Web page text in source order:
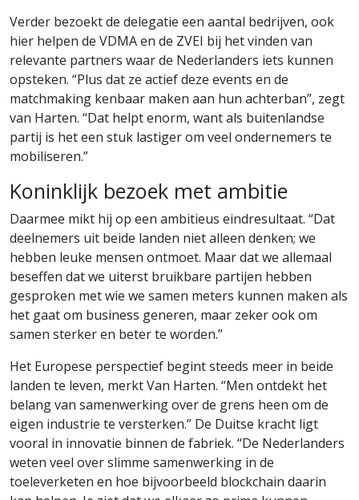
Verder bezoekt de delegatie een aantal bedrijven, ook
hier helpen de VDMA en de ZVEI bij het vinden van
relevante partners waar de Nederlanders iets kunnen
opsteken. “Plus dat ze actief deze events en de
matchmaking kenbaar maken aan hun achterban”, zegt
van Harten. “Dat helpt enorm, want als buitenlandse
partij is het een stuk lastiger om veel ondernemers te
mobiliseren.”
Koninklijk bezoek met ambitie
Daarmee mikt hij op een ambitieus eindresultaat. “Dat
deelnemers uit beide landen niet alleen denken; we
hebben leuke mensen ontmoet. Maar dat we allemaal
beseffen dat we uiterst bruikbare partijen hebben
gesproken met wie we samen meters kunnen maken als
het gaat om business generen, maar zeker ook om
samen sterker en beter te worden.”
Het Europese perspectief begint steeds meer in beide
landen te leven, merkt Van Harten. “Men ontdekt het
belang van samenwerking over de grens heen om de
eigen industrie te versterken.” De Duitse kracht ligt
vooral in innovatie binnen de fabriek. “De Nederlanders
weten veel over slimme samenwerking in de
toeleverketen en hoe bijvoorbeeld blockchain daarin